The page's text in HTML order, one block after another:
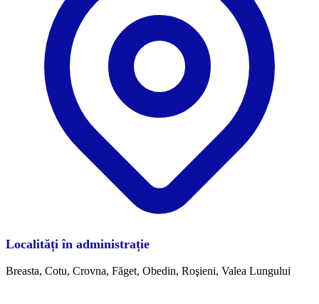
Localități în administrație
Breasta, Cotu, Crovna, Făget, Obedin, Roşieni, Valea Lungului